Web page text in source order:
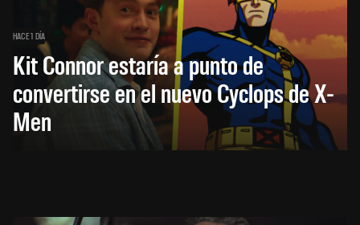
HACE 1 DÍA
Kit Connor estaría a punto de
convertirse en el nuevo Cyclops de X-
Men